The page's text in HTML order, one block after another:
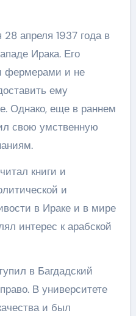
28 апреля 1937 года в
Ирака. Его
фермерами и не
ему
Однако, еще в раннем
свою умственную
книги и
и
в Ираке и в мире
интерес к арабской
в Багдадский
В университете
и был